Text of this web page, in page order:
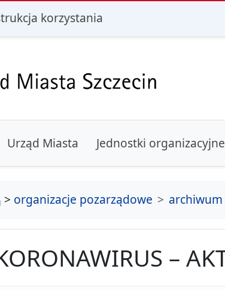
korzystania
Urząd Miasta Jednostki organizacyjne
strona główna
> organizacje pozarządowe
–